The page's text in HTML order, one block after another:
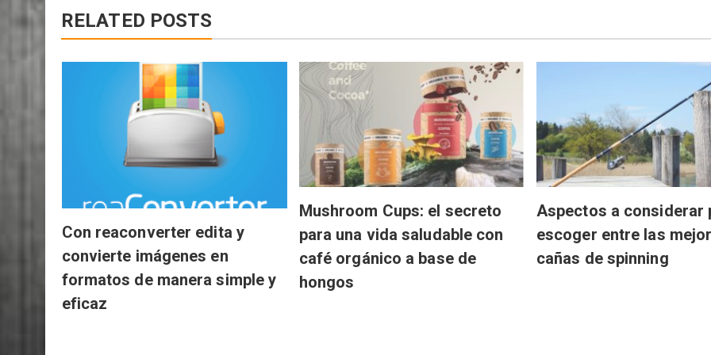
Con reaconverter edita y
convierte imágenes en
formatos de manera simple y
Mushroom Cups: el secreto
para una vida saludable con
café orgánico a base de
Aspectos a considerar
escoger entre las